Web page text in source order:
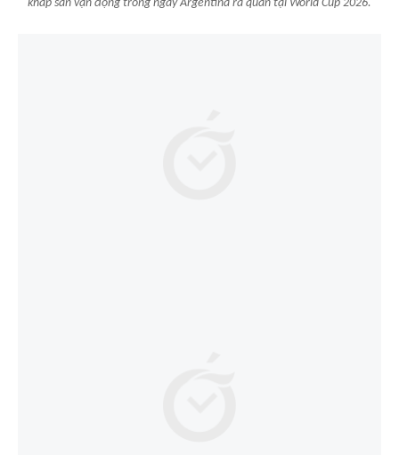
khắp sân vận động trong ngày Argentina ra quân tại World Cup 2026.